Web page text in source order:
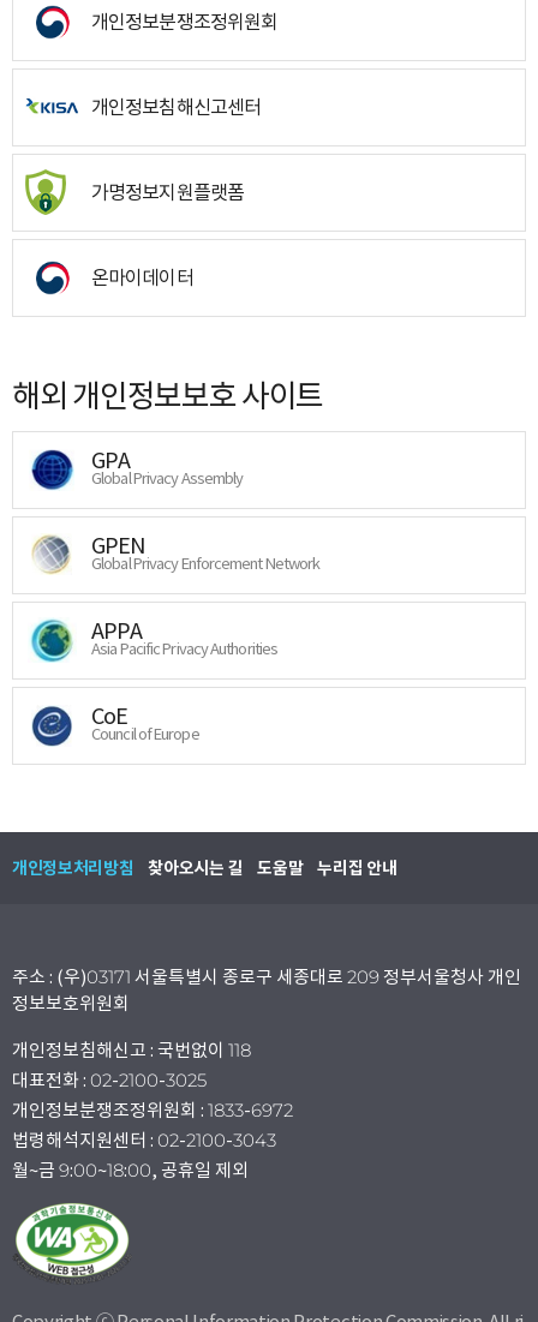
개인정보분쟁조정위원회
개인정보침해신고센터
가명정보지원플랫폼
온마이데이터
해외 개인정보보호 사이트
GPA
Global Privacy Assembly
GPEN
Global Privacy Enforcement Network
APPA
Asia Pacific Privacy Authorities
CoE
Council of Europe
개인정보처리방침 찾아오시는 길 도움말 누리집 안내
주소 : (우)03171 서울특별시 종로구 세종대로 209 정부서울청사 개인
정보보호위원회
개인정보침해신고 : 국번없이 118
대표전화 : 02-2100-3025
개인정보분쟁조정위원회 : 1833-6972
법령해석지원센터 : 02-2100-3043
월~금 9:00~18:00, 공휴일 제외